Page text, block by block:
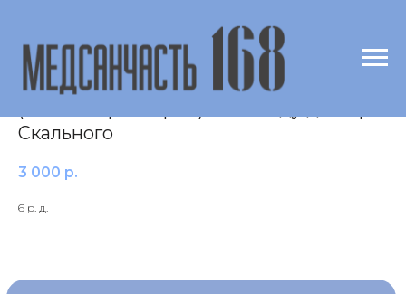
Рубидий (Rb) в крови
Скального
3 000 р.
6 р. д.